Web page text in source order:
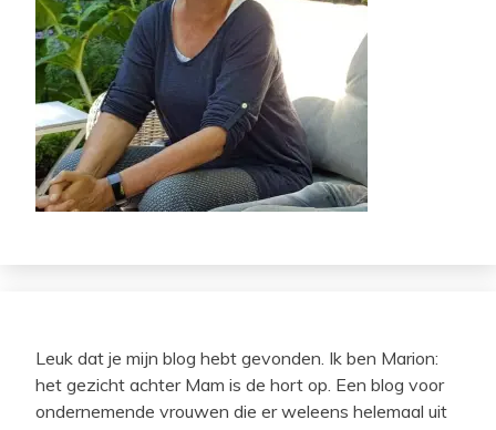
Leuk dat je mijn blog hebt gevonden. Ik ben Marion:
het gezicht achter Mam is de hort op. Een blog voor
ondernemende vrouwen die er weleens helemaal uit